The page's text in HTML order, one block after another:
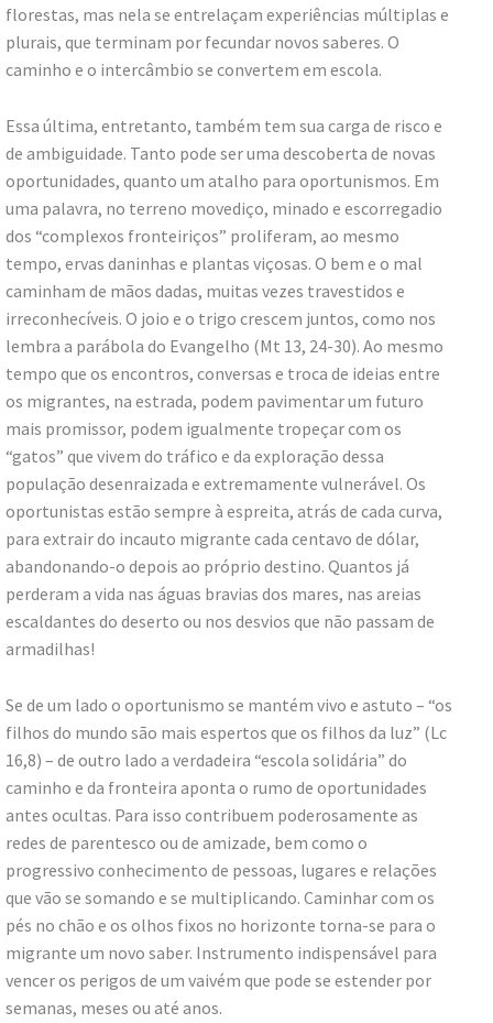
florestas, mas nela se entrelaçam experiências múltiplas e
plurais, que terminam por fecundar novos saberes. O
caminho e o intercâmbio se convertem em escola.
Essa última, entretanto, também tem sua carga de risco e
de ambiguidade. Tanto pode ser uma descoberta de novas
oportunidades, quanto um atalho para oportunismos. Em
uma palavra, no terreno movediço, minado e escorregadio
dos “complexos fronteiriços” proliferam, ao mesmo
tempo, ervas daninhas e plantas viçosas. O bem e o mal
caminham de mãos dadas, muitas vezes travestidos e
irreconhecíveis. O joio e o trigo crescem juntos, como nos
lembra a parábola do Evangelho (Mt 13, 24-30). Ao mesmo
tempo que os encontros, conversas e troca de ideias entre
os migrantes, na estrada, podem pavimentar um futuro
mais promissor, podem igualmente tropeçar com os
“gatos” que vivem do tráfico e da exploração dessa
população desenraizada e extremamente vulnerável. Os
oportunistas estão sempre à espreita, atrás de cada curva,
para extrair do incauto migrante cada centavo de dólar,
abandonando-o depois ao próprio destino. Quantos já
perderam a vida nas águas bravias dos mares, nas areias
escaldantes do deserto ou nos desvios que não passam de
armadilhas!
Se de um lado o oportunismo se mantém vivo e astuto – “os
filhos do mundo são mais espertos que os filhos da luz” (Lc
16,8) – de outro lado a verdadeira “escola solidária” do
caminho e da fronteira aponta o rumo de oportunidades
antes ocultas. Para isso contribuem poderosamente as
redes de parentesco ou de amizade, bem como o
progressivo conhecimento de pessoas, lugares e relações
que vão se somando e se multiplicando. Caminhar com os
pés no chão e os olhos fixos no horizonte torna-se para o
migrante um novo saber. Instrumento indispensável para
vencer os perigos de um vaivém que pode se estender por
semanas, meses ou até anos.